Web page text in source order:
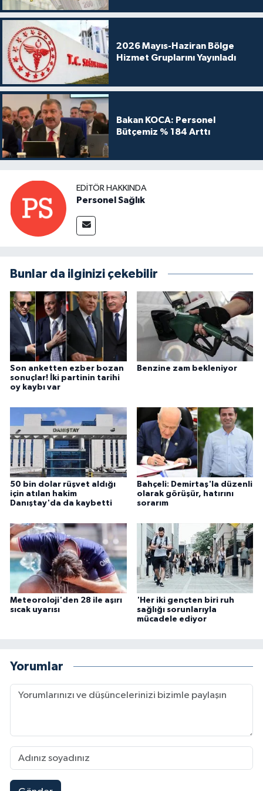
2026 Mayıs-Haziran Bölge
Hizmet Gruplarını Yayınladı
Bakan KOCA: Personel
Bütçemiz % 184 Arttı
EDITÖR HAKKINDA
Personel Sağlık
Bunlar da ilginizi çekebilir
Son anketten ezber bozan
sonuçlar! İki partinin tarihi
oy kaybı var
Benzine zam bekleniyor
50 bin dolar rüşvet aldığı
için atılan hakim
Danıştay'da da kaybetti
Bahçeli: Demirtaş'la düzenli
olarak görüşür, hatırını
sorarım
Meteoroloji'den 28 ile aşırı
sıcak uyarısı
'Her iki gençten biri ruh
sağlığı sorunlarıyla
mücadele ediyor
Yorumlar